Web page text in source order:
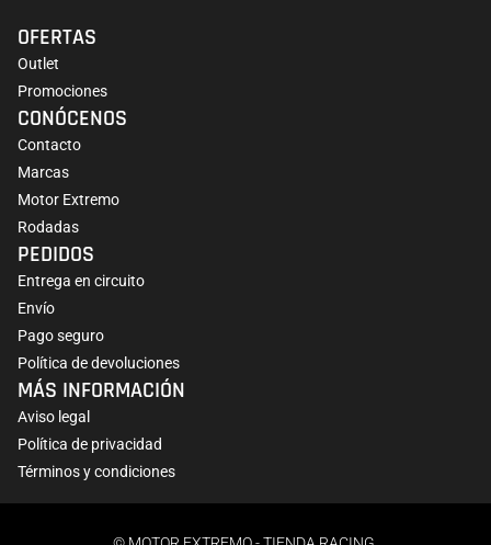
OFERTAS
Outlet
Promociones
CONÓCENOS
Contacto
Marcas
Motor Extremo
Rodadas
PEDIDOS
Entrega en circuito
Envío
Pago seguro
Política de devoluciones
MÁS INFORMACIÓN
Aviso legal
Política de privacidad
Términos y condiciones